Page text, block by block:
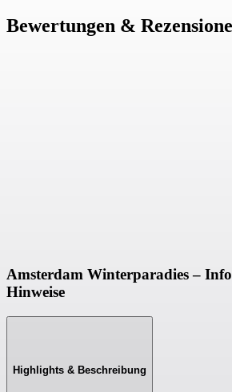
Bewertungen &
Amsterdam Winterparadies –
Hinweise
Highlights & Beschreibung